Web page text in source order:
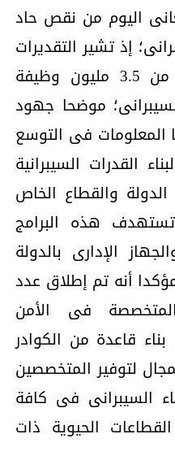
اليوم من نقص حاد
إذ تشير التقديرات
العالمية إلى وجود أكثر من 3.5 مليون وظيفة
موضحا جهود
المعلومات فى التوسع
القدرات السيبرانية
والقطاع الخاص
هذه البرامج
الإدارى بالدولة
مؤكدا أنه تم إطلاق عدد
المتخصصة فى الأمن
قاعدة من الكوادر
لتوفير المتخصصين
السيبرانى فى كافة
الحيوية ذات